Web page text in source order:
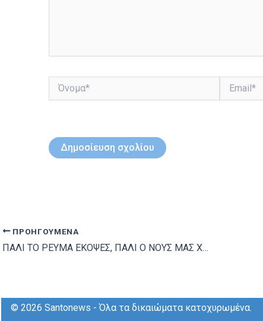
Όνομα*
ΠΡΟΗΓΟΎΜΕΝΑ
ΠΑΛΙ ΤΟ ΡΕΥΜΑ ΕΚΟΨΕΣ, ΠΑΛΙ Ο ΝΟΥΣ ΜΑΣ ΧΑΘΗΚΕ
© 2026 Santonews - Όλα τα δικαιώματα κατοχυρωμένα.